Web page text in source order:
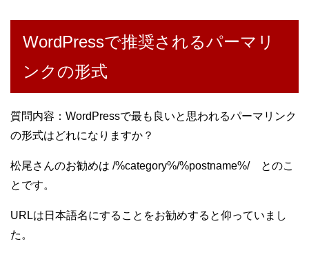
WordPressで推奨されるパーマリ
ンクの形式
質問内容：WordPressで最も良いと思われるパーマリンク
の形式はどれになりますか？
松尾さんのお勧めは /%category%/%postname%/ とのこ
とです。
URLは日本語名にすることをお勧めすると仰っていまし
た。